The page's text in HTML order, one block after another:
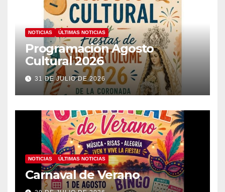
NOTICIAS ÚLTIMAS NOTICIAS
Programación Agosto
Cultural 2026
31 DE JULIO DE 2026
NOTICIAS ÚLTIMAS NOTICIAS
Carnaval de Verano